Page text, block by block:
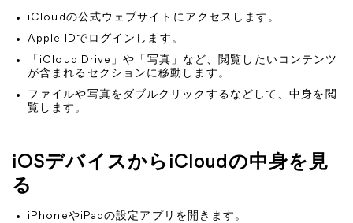
iCloudの公式ウェブサイトにアクセスします。
Apple IDでログインします。
「iCloud Drive」や「写真」など、閲覧したいコンテンツ
が含まれるセクションに移動します。
ファイルや写真をダブルクリックするなどして、中身を閲
覧します。
iOSデバイスからiCloudの中身を見
る
iPhoneやiPadの設定アプリを開きます。